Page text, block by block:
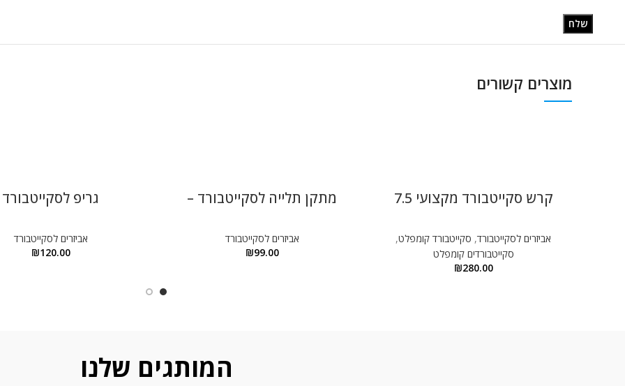
מוצרים קשורים
קרש סקייטבורד מקצועי 7.5
אביזרים לסקייטבורד, סקייטבורד קומפלט,
סקייטבורדים קומפלט
₪280.00
מתקן תלייה לסקייטבורד –
אביזרים לסקייטבורד
₪99.00
גריפ לסקייטבורד
אביזרים לסקייטבורד
₪120.00
המותגים שלנו